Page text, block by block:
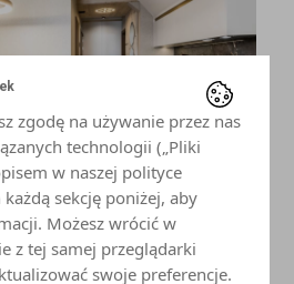
zgodę na używanie przez nas
technologii („Pliki
w naszej polityce
sekcję poniżej, aby
Możesz wrócić w
z tej samej przeglądarki
swoje preferencje.